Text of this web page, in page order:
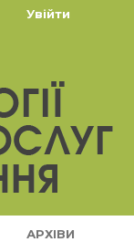
АРХІВИ
Увійти